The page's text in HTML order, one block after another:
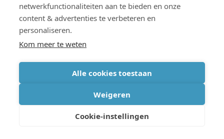
netwerkfunctionaliteiten aan te bieden en onze
content & advertenties te verbeteren en
personaliseren.
Kom meer te weten
Alle cookies toestaan
Weigeren
Cookie-instellingen
betrokken bij onderzoekprojecten in de medische, mobiele,
en culturele domeinen. Hij is een actief lid van het JPEG-
standaardisatie-comité (ISO/IEC JTC1/SC29/WG1) waar hij
werkt aan privacy en beveiliging, en aan metadata. Frederik
Meer over de volgende onderwerpen: